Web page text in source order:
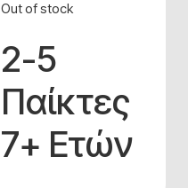
Out of stock
2-5
Παίκτες
7+ Ετών